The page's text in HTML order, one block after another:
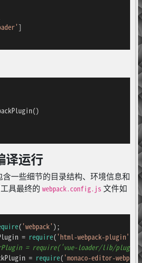
]
()
译运行
一些细节的目录结构、环境信息和
具最终的 webpack.config.js文件如
('webpack'
= require('html-webpack-plugin'
= require('vue-loader/lib/
= require('monaco-editor-